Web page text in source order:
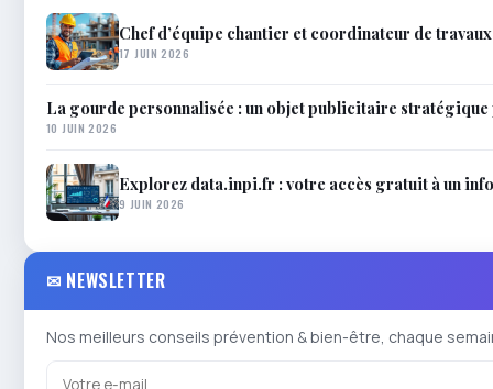
Chef d’équipe chantier et coordinateur de
17 JUIN 2026
La gourde personnalisée : un objet publicitaire
10 JUIN 2026
Explorez data.inpi.fr : votre accès gratuit à un
9 JUIN 2026
✉ NEWSLETTER
Nos meilleurs conseils prévention & bien-être, chaque